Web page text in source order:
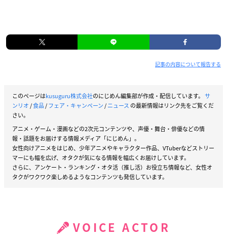
記事の内容について報告する
このページはkusuguru株式会社のにじめん編集部が作成・配信しています。 サ
ンリオ/食品/フェア・キャンペーン/ニュース の最新情報はリンク先をご覧くだ
さい。
アニメ・ゲーム・漫画などの2次元コンテンツや、声優・舞台・俳優などの情
報・話題をお届けする情報メディア「にじめん」。
女性向けアニメをはじめ、少年アニメやキャラクター作品、VTuberなどストリー
マーにも幅を広げ、オタクが気になる情報を幅広くお届けしています。
さらに、アンケート・ランキング・オタ活（推し活）お役立ち情報など、女性オ
タクがワクワク楽しめるようなコンテンツも発信しています。
VOICE ACTOR